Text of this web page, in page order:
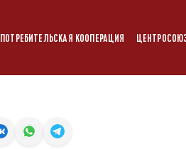
ПОТРЕБИТЕЛЬСКАЯ КООПЕРАЦИЯ